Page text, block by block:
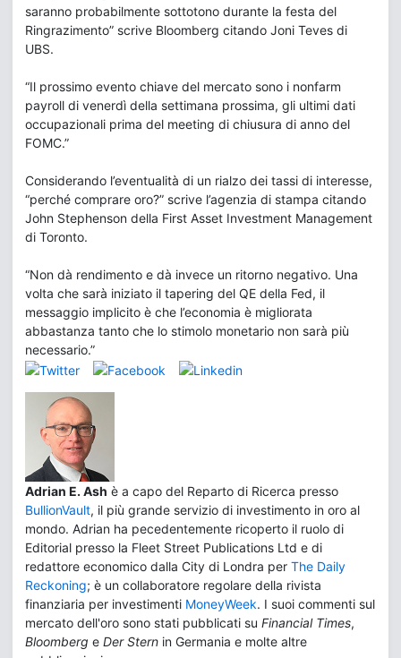
saranno probabilmente sottotono durante la festa del
Ringrazimento” scrive Bloomberg citando Joni Teves di
UBS.
“Il prossimo evento chiave del mercato sono i nonfarm
payroll di venerdì della settimana prossima, gli ultimi dati
occupazionali prima del meeting di chiusura di anno del
FOMC.”
Considerando l’eventualità di un rialzo dei tassi di interesse,
“perché comprare oro?” scrive l’agenzia di stampa citando
John Stephenson della First Asset Investment Management
di Toronto.
“Non dà rendimento e dà invece un ritorno negativo. Una
volta che sarà iniziato il tapering del QE della Fed, il
messaggio implicito è che l’economia è migliorata
abbastanza tanto che lo stimolo monetario non sarà più
necessario.”
Adrian E. Ash è a capo del Reparto di Ricerca presso
BullionVault, il più grande servizio di investimento in oro al
mondo. Adrian ha pecedentemente ricoperto il ruolo di
Editorial presso la Fleet Street Publications Ltd e di
redattore economico dalla City di Londra per The Daily
Reckoning; è un collaboratore regolare della rivista
finanziaria per investimenti MoneyWeek. I suoi commenti sul
mercato dell'oro sono stati pubblicati su Financial Times,
Bloomberg e Der Stern in Germania e molte altre